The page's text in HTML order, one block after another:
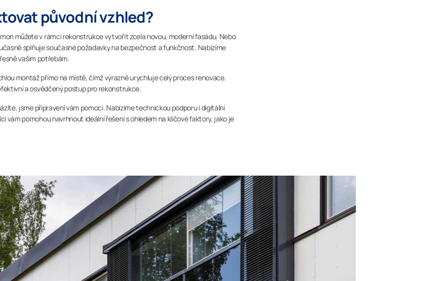
původní vzhled?
můžete v rámci rekonstrukce vytvořit zcela novou, moderní fasádu. Nebo
splňuje současné požadavky na bezpečnost a funkčnost. Nabízíme
vašim potřebám.
montáž přímo na místě, čímž výrazně urychluje celý proces renovace.
a osvědčený postup pro rekonstrukce.
jsme připraveni vám pomoci. Nabízíme technickou podporu i digitální
vám pomohou navrhnout ideální řešení s ohledem na klíčové faktory, jako je